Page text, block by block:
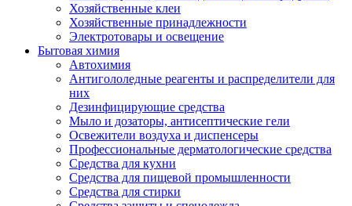
Хозяйственные клеи
Хозяйственные принадлежности
Электротовары и освещение
Бытовая химия
Автохимия
Антигололедные реагенты и распределители для
них
Дезинфицирующие средства
Мыло и дозаторы, антисептические гели
Освежители воздуха и диспенсеры
Профессиональные дерматологические средства
Средства для кухни
Средства для пищевой промышленности
Средства для стирки